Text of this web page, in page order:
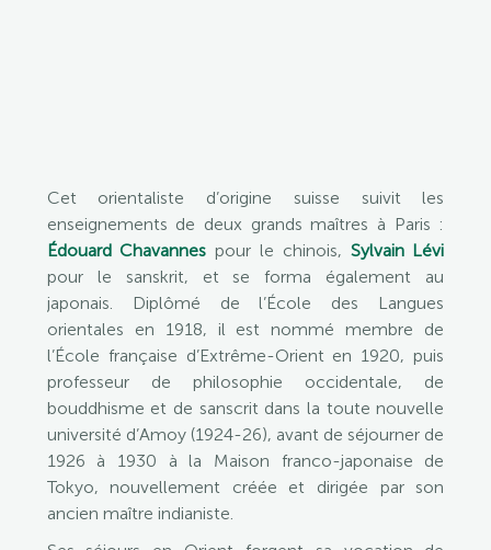
Cet orientaliste d’origine suisse suivit les
enseignements de deux grands maîtres à Paris :
Édouard Chavannes pour le chinois, Sylvain Lévi
pour le sanskrit, et se forma également au
japonais. Diplômé de l’École des Langues
orientales en 1918, il est nommé membre de
l’École française d’Extrême-Orient en 1920, puis
professeur de philosophie occidentale, de
bouddhisme et de sanscrit dans la toute nouvelle
université d’Amoy (1924-26), avant de séjourner de
1926 à 1930 à la Maison franco-japonaise de
Tokyo, nouvellement créée et dirigée par son
ancien maître indianiste.